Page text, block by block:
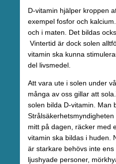
D-vitamin hjälper kroppen
exempel fosfor och
och i maten. Det bildas
Vintertid är dock solen
vitamin ska kunna
del livsmedel.
Att vara ute i solen under
många av oss gillar att
solen bilda D-vitamin. Man
mitt på dagen, räcker med
vitamin ska bildas i huden.
är starkare behövs inte
ljushyade personer,